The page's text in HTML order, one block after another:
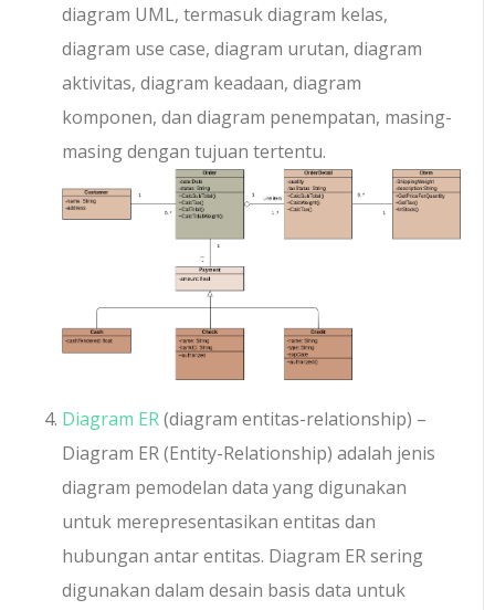
diagram UML, termasuk diagram kelas,
diagram use case, diagram urutan, diagram
aktivitas, diagram keadaan, diagram
komponen, dan diagram penempatan, masing-
masing dengan tujuan tertentu.
Diagram ER(diagram entitas-relationship) –
Diagram ER (Entity-Relationship) adalah jenis
diagram pemodelan data yang digunakan
untuk merepresentasikan entitas dan
hubungan antar entitas. Diagram ER sering
digunakan dalam desain basis data untuk